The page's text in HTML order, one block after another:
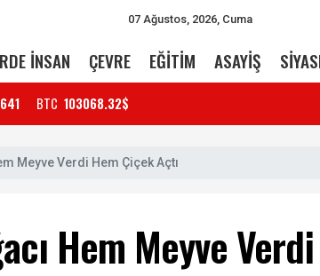
07 Ağustos, 2026, Cuma
İNSAN ÇEVRE EĞİTİM ASAYİŞ
BTC 103068.32$
Meyve Verdi Hem Çiçek Açtı
Hem Meyve